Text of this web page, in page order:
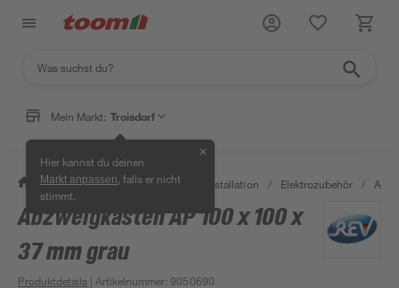
Mein Markt: Troisdorf
Hier kannst du deinen
Markt anpassen , falls er nicht
stimmt.
✕
/ Bauen & Renovieren / Elektroinstallation / Elektrozubehör /
Bestseller
Abzweigkasten AP 100 x 100 x
37 mm grau
Produktdetails | Artikelnummer:9050690